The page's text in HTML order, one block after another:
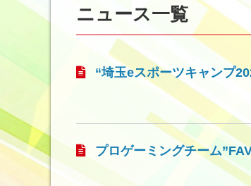
ニュース一覧
“埼玉eスポーツキャンプ
プロゲーミングチーム